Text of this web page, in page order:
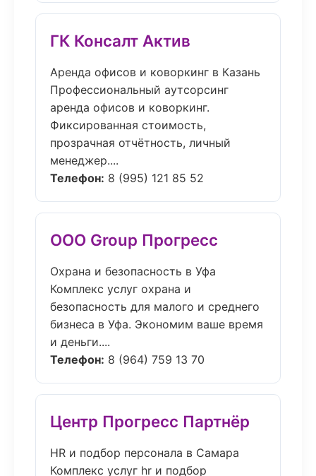
ГК Консалт Актив
Аренда офисов и коворкинг в Казань
Профессиональный аутсорсинг
аренда офисов и коворкинг.
Фиксированная стоимость,
прозрачная отчётность, личный
менеджер....
Телефон: 8 (995) 121 85 52
ООО Group Прогресс
Охрана и безопасность в Уфа
Комплекс услуг охрана и
безопасность для малого и среднего
бизнеса в Уфа. Экономим ваше время
и деньги....
Телефон: 8 (964) 759 13 70
Центр Прогресс Партнёр
HR и подбор персонала в Самара
Комплекс услуг hr и подбор